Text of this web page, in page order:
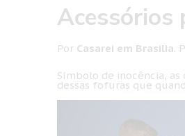
Acessórios
Por Casarei em Brasilia
Sí mbolo de inocência,
dessas fofuras que